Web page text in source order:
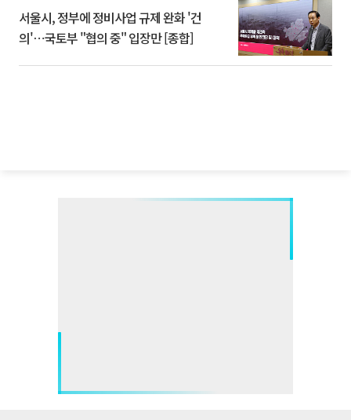
서울시, 정부에 정비사업 규제 완화 '건
의'⋯국토부 "협의 중" 입장만 [종합]